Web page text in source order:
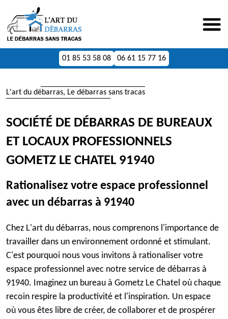
01 85 53 58 08 06 61 15 77 16
L'art du débarras, Le débarras sans tracas
SOCIÉTÉ DE DÉBARRAS DE BUREAUX
ET LOCAUX PROFESSIONNELS
GOMETZ LE CHATEL 91940
Rationalisez votre espace professionnel
avec un débarras à 91940
Chez L'art du débarras, nous comprenons l'importance de
travailler dans un environnement ordonné et stimulant.
C'est pourquoi nous vous invitons à rationaliser votre
espace professionnel avec notre service de débarras à
91940. Imaginez un bureau à Gometz Le Chatel où chaque
recoin respire la productivité et l'inspiration. Un espace
où vous êtes libre de créer, de collaborer et de prospérer